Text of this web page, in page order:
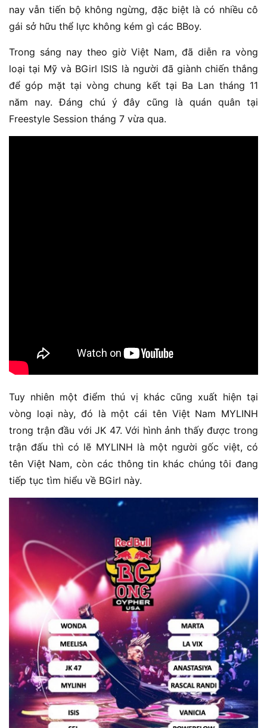
nay vẫn tiến bộ không ngừng, đặc biệt là có nhiều cô
gái sở hữu thể lực không kém gì các BBoy.
Trong sáng nay theo giờ Việt Nam, đã diễn ra vòng
loại tại Mỹ và BGirl ISIS là người đã giành chiến thắng
để góp mặt tại vòng chung kết tại Ba Lan tháng 11
năm nay. Đáng chú ý đây cũng là quán quân tại
Freestyle Session tháng 7 vừa qua.
Tuy nhiên một điểm thú vị khác cũng xuất hiện tại
vòng loại này, đó là một cái tên Việt Nam MYLINH
trong trận đầu với JK 47. Với hình ảnh thấy được trong
trận đấu thì có lẽ MYLINH là một người gốc việt, có
tên Việt Nam, còn các thông tin khác chúng tôi đang
tiếp tục tìm hiểu về BGirl này.